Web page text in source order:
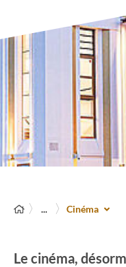
... Cinéma
Le cinéma,